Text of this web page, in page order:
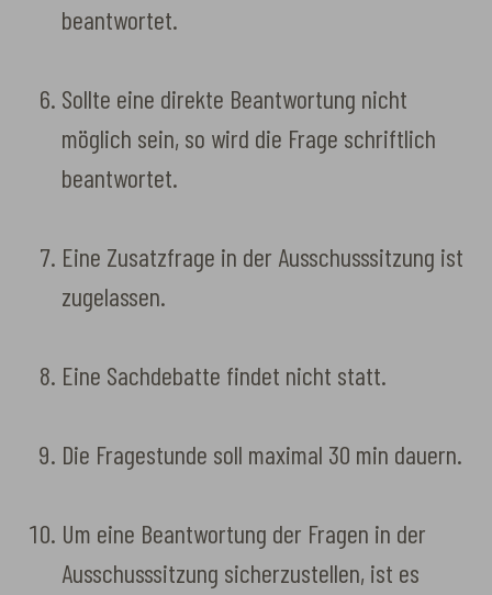
beantwortet.
Sollte eine direkte Beantwortung nicht
möglich sein, so wird die Frage schriftlich
beantwortet.
Eine Zusatzfrage in der Ausschusssitzung ist
zugelassen.
Eine Sachdebatte findet nicht statt.
Die Fragestunde soll maximal 30 min dauern.
Um eine Beantwortung der Fragen in der
Ausschusssitzung sicherzustellen, ist es